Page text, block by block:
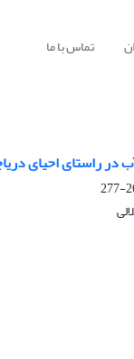
تماس با ما
راستای احیای